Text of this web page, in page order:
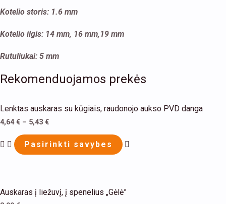
Kotelio storis: 1.6 mm
Kotelio ilgis: 14 mm, 16 mm,19 mm
Rutuliukai: 5 mm
Rekomenduojamos prekės
Lenktas auskaras su kūgiais, raudonojo aukso PVD danga
4,64€ – 5,43 €
Pasirinkti savybes
product
Auskaras į liežuvį, į spenelius „Gėlė”